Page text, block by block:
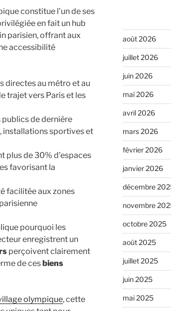
constitue l’un de ses
en fait un hub
parisien, offrant aux
accessibilité
directes au métro et au
trajet vers Paris et les
publics de dernière
installations sportives et
plus de 30% d’espaces
favorisant la
facilitée aux zones
pourquoi les
enregistrent un
perçoivent clairement
de cesbiens
olympique, cette
août 2026
juillet 2026
juin 2026
mai 2026
avril 2026
mars 2026
février 2026
janvier 2026
décembre
novembre
octobre 2025
août 2025
juillet 2025
juin 2025
mai 2025